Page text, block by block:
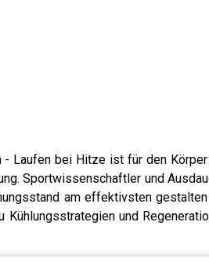
Laufen bei Hitze ist für den
Sportwissenschaftler und
am effektivsten
und